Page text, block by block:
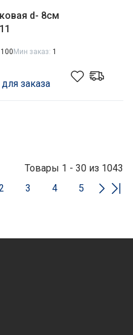
d- 8см
100 Мин заказ: 1
заказа
Товары 1 - 30 из 1043
3 4 5